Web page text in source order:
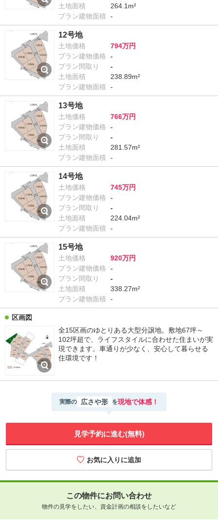
土地面積
264.1m²
プラン建物面積
-
12号地
土地価格
794万円
プラン建物価格
-
プラン間取り
-
土地面積
238.89m²
プラン建物面積
-
13号地
土地価格
766万円
プラン建物価格
-
プラン間取り
-
土地面積
281.57m²
プラン建物面積
-
14号地
土地価格
745万円
プラン建物価格
-
プラン間取り
-
土地面積
224.04m²
プラン建物面積
-
15号地
土地価格
920万円
プラン建物価格
-
プラン間取り
-
土地面積
338.27m²
プラン建物面積
-
区画図
全15区画のゆとりある大型分譲地。敷地67坪～
102坪超で、ライフスタイルに合わせた住まいが実
現できます。車通りが少なく、安心して暮らせる
住環境です！
実際の 広さや形 を現地で体感！
見学予約に進む(無料)
この物件にお問い合わせ
物件の見学をしたい、資金計画の相談をしたいなど